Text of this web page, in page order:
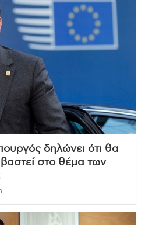
δηλώνει ότι θα
στο θέμα των